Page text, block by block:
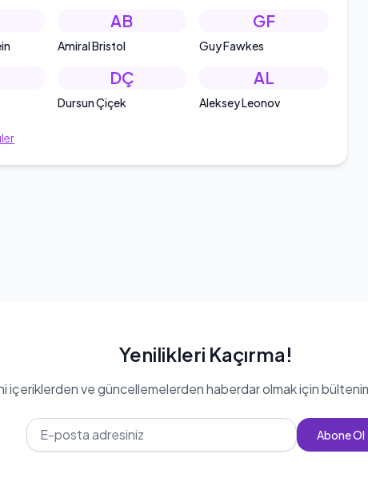
AB
Amiral Bristol
GF
Guy Fawkes
DÇ
Dursun Çiçek
AL
Aleksey Leonov
Yenilikleri Kaçırma!
içeriklerden ve güncellemelerden haberdar olmak için
Abone Ol